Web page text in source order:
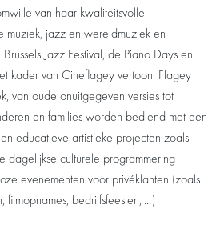
van haar kwaliteitsvolle
muziek, jazz en wereldmuziek en
Jazz Festival, de Piano Days en
kader van Cineflagey vertoont Flagey
van oude onuitgegeven versies tot
en families worden bediend met een
educatieve artistieke projecten zoals
dagelijkse culturele programmering
evenementen voor privéklanten (zoals
bedrijfsfeesten, ...)